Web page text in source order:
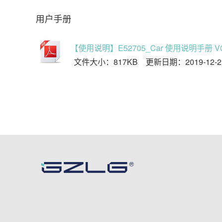
用户手册
【使用说明】E52705_Car 使用说明手册
文件大小：817KB 更新日期：2019-12-